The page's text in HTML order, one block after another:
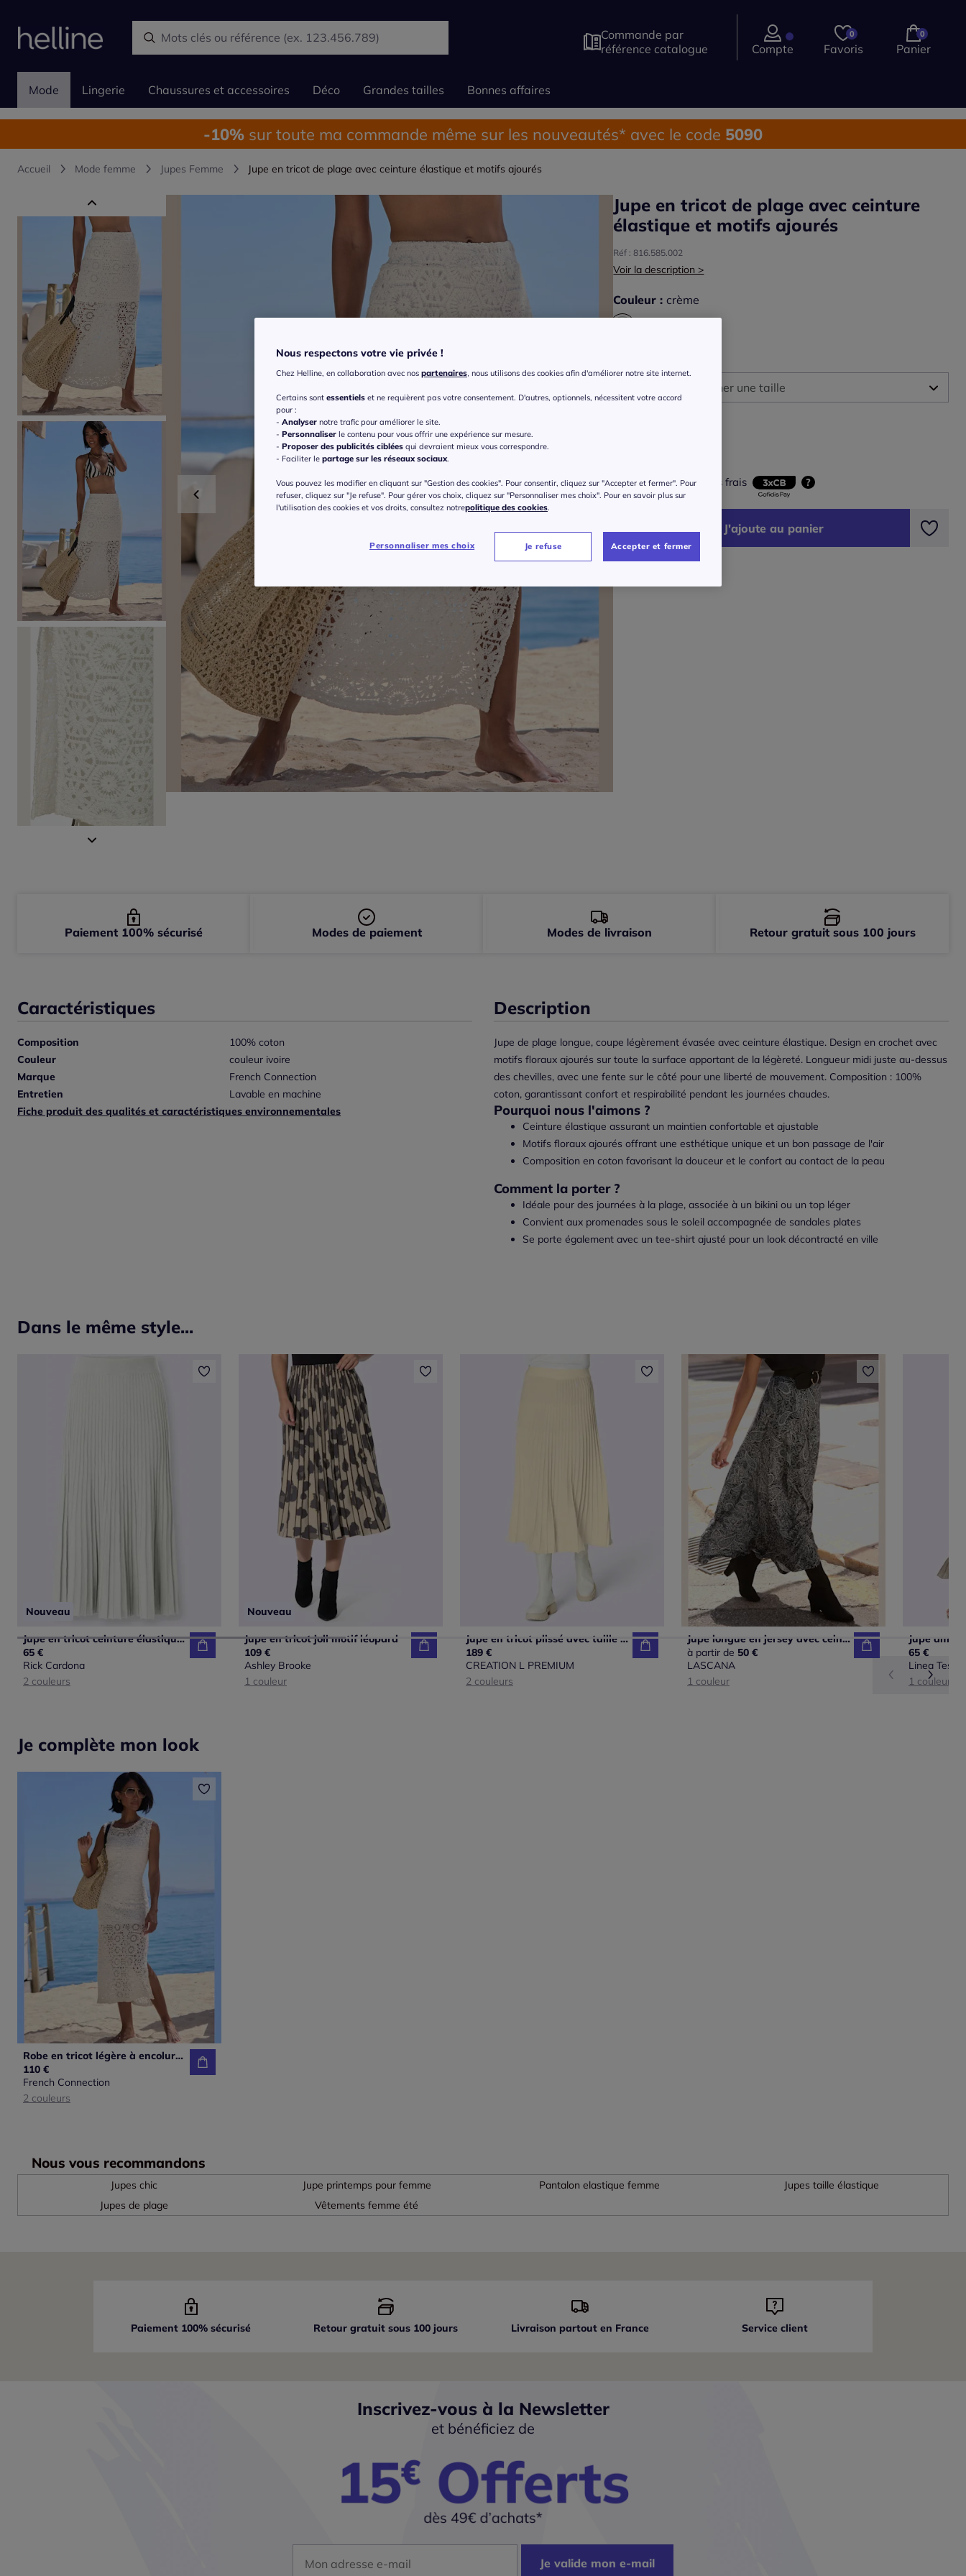
Commande par
référence catalogue
Compte
0
Favoris
0
Panier
Mode Lingerie Chaussures et accessoires Déco Grandes tailles Bonnes affaires
-10% sur toute ma commande même sur les nouveautés* avec le code 5090
Accueil Mode femme Jupes Femme Jupe en tricot de plage avec ceinture élastique et motifs ajourés
Jupe en tricot de plage avec ceinture
élastique et motifs ajourés
Réf : 816.585.002
Voir la description >
Couleur : crème
Veuillez sélectionner une taille
40 -En stock
42 - En stock
ou 3 fois 33,34 € sans frais ?
J'ajoute au panier
Caractéristiques
Composition
100% coton
Couleur
couleur ivoire
Marque
French Connection
Entretien
Lavable en machine
Fiche produit des qualités et caractéristiques environnementales
Description
Jupe de plage longue, coupe légèrement évasée avec ceinture élastique. Design en crochet avec
motifs floraux ajourés sur toute la surface apportant de la légèreté. Longueur midi juste au-dessus
des chevilles, avec une fente sur le côté pour une liberté de mouvement. Composition : 100%
coton, garantissant confort et respirabilité pendant les journées chaudes.
Pourquoi nous l'aimons ?
Ceinture élastique assurant un maintien confortable et ajustable
Motifs floraux ajourés offrant une esthétique unique et un bon passage de l'air
Composition en coton favorisant la douceur et le confort au contact de la peau
Comment la porter ?
Idéale pour des journées à la plage, associée à un bikini ou un top léger
Convient aux promenades sous le soleil accompagnée de sandales plates
Se porte également avec un tee-shirt ajusté pour un look décontracté en ville
Paiement 100% sécurisé Modes de paiement Modes de livraison Retour gratuit sous 100 jours
Dans le même style...
Nouveau
Jupe en tricot ceinture élastique confortable
65 €
Rick Cardona
2 couleurs
Nouveau
Jupe en tricot joli motif léopard
109 €
Ashley Brooke
1 couleur
Jupe en tricot plissé avec taille ajustée et élastique confortable
189 €
CREATION L PREMIUM
2 couleurs
Jupe longue en jersey avec ceinture smockée et imprimé floral
à partir de 50 €
LASCANA
1 couleur
65 €
Linea Tesini
1 couleur
Je complète mon look
Robe en tricot légère à encolure ronde et sans manches
110 €
French Connection
2 couleurs
Nous vous recommandons
Jupes chic
Jupes de plage
Jupe printemps pour femme
Vêtements femme été
Pantalon elastique femme Jupes taille élastique
Paiement 100% sécurisé Retour gratuit sous 100 jours Livraison partouten France Service client
Inscrivez-vous à la Newsletter
et bénéficiez de
Je valide mon e-mail
Nous respectons votre vie privée !
Chez Helline, en collaboration avec nos partenaires, nous utilisons des cookies afin d'améliorer notre site internet.
Certains sont essentiels et ne requièrent pas votre consentement. D'autres, optionnels, nécessitent votre accord
pour :
- Analyser notre trafic pour améliorer le site.
- Personnaliser le contenu pour vous offrir une expérience sur mesure.
- Proposer des publicités ciblées qui devraient mieux vous correspondre.
- Faciliter le partage sur les réseaux sociaux.
Vous pouvez les modifier en cliquant sur "Gestion des cookies". Pour consentir, cliquez sur "Accepter et fermer". Pour
refuser, cliquez sur "Je refuse". Pour gérer vos choix, cliquez sur "Personnaliser mes choix". Pour en savoir plus sur
l'utilisation des cookies et vos droits, consultez notrepolitique des cookies.
Personnaliser mes choix Je refuse Accepter et fermer